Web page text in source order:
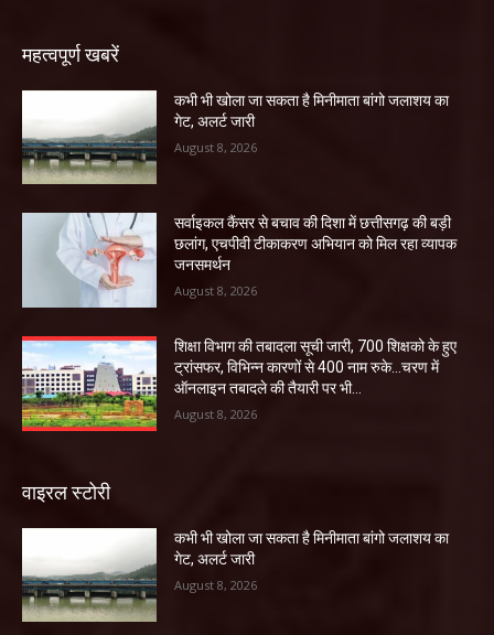
महत्वपूर्ण खबरें
कभी भी खोला जा सकता है मिनीमाता बांगो जलाशय का
गेट, अलर्ट जारी
August 8, 2026
सर्वाइकल कैंसर से बचाव की दिशा में छत्तीसगढ़ की बड़ी
छलांग, एचपीवी टीकाकरण अभियान को मिल रहा व्यापक
जनसमर्थन
August 8, 2026
शिक्षा विभाग की तबादला सूची जारी, 700 शिक्षको के हुए
ट्रांसफर, विभिन्न कारणों से 400 नाम रुके…चरण में
ऑनलाइन तबादले की तैयारी पर भी...
August 8, 2026
वाइरल स्टोरी
कभी भी खोला जा सकता है मिनीमाता बांगो जलाशय का
गेट, अलर्ट जारी
August 8, 2026